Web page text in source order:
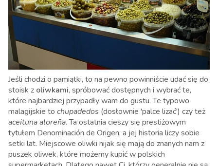
Jeśli chodzi o pamiątki, to na pewno powinniście udać się do
stoisk z oliwkami, spróbować dostępnych i wybrać te,
które najbardziej przypadły wam do gustu. Te typowo
malagijskie to chupadedos (dosłownie 'palce lizać') czy też
aceituna aloreña. Ta ostatnia cieszy się prestiżowym
tytułem Denominación de Origen, a jej historia liczy sobie
setki lat. Miejscowe oliwki nijak się mają do znanych nam z
puszek oliwek, które możemy kupić w polskich